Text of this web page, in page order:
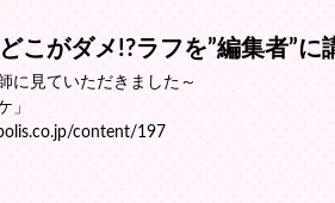
どこがダメ!?ラフを”編集者”
に見ていただきました～
」
content/197